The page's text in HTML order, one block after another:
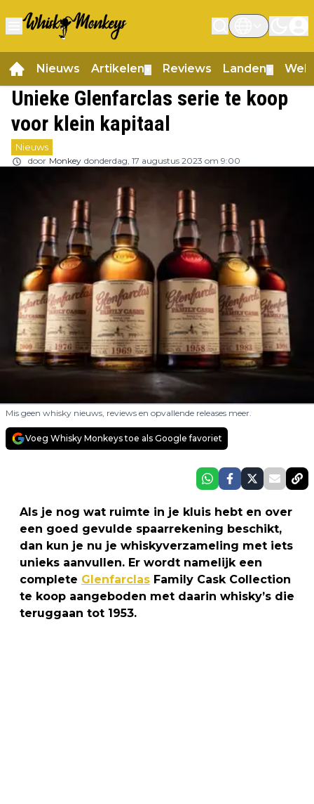
Nieuws Artikelen Reviews Landen
Unieke Glenfarclas serie te koop
voor klein kapitaal
Nieuws
door Monkey donderdag, 17 augustus 2023 om 9:00
Mis geen whisky nieuws, reviews en opvallende releases meer.
Voeg Whisky Monkeys toe als Google favoriet
Als je nog wat ruimte in je kluis hebt en over
een goed gevulde spaarrekening beschikt,
dan kun je nu je whiskyverzameling met iets
unieks aanvullen. Er wordt namelijk een
complete Glenfarclas Family Cask Collection
te koop aangeboden met daarin whisky’s die
teruggaan tot 1953.